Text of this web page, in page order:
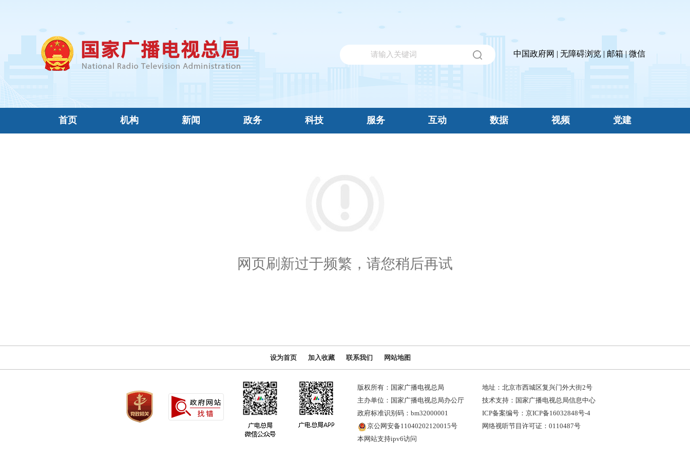
中国政府网 | 无障碍浏览| 邮箱|微信
首页 机构 新闻 政务 科技 服务 互动 数据 视频 党建
网页刷新过于频繁，请您稍后再试
设为首页 加入收藏 联系我们 网站地图
版权所有：国家广播电视总局
主办单位：国家广播电视总局办公厅
政府标准识别码：bm32000001
京公网安备11040202120015号
本网站支持ipv6访问
地址：北京市西城区复兴门外大街2号
技术支持：国家广播电视总局信息中心
ICP备案编号：京ICP备16032848号-4
网络视听节目许可证：0110487号